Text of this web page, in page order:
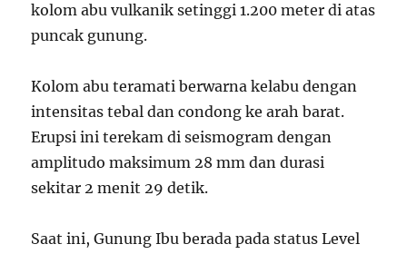
kolom abu vulkanik setinggi 1.200 meter di atas
puncak gunung.
Kolom abu teramati berwarna kelabu dengan
intensitas tebal dan condong ke arah barat.
Erupsi ini terekam di seismogram dengan
amplitudo maksimum 28 mm dan durasi
sekitar 2 menit 29 detik.
Saat ini, Gunung Ibu berada pada status Level